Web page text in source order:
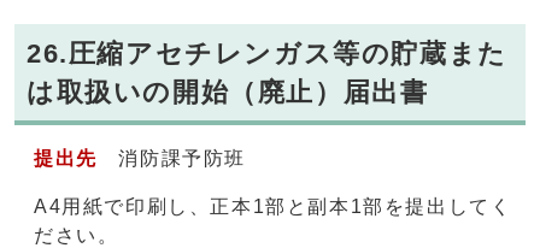
26.圧縮アセチレンガス等の貯蔵また
は取扱いの開始（廃止）届出書
提出先消防課予防班
A4用紙で印刷し、正本1部と副本1部を提出してく
ださい。